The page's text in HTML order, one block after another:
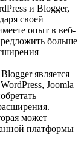
и Blogger,
своей
опыт в веб-
больше
является
Joomla
может
платформы